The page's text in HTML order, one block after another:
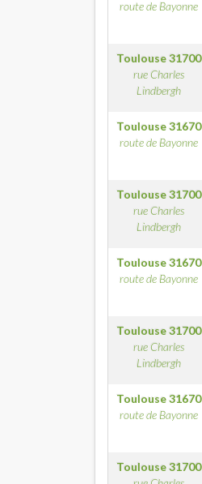
route de Bayonne
Toulouse31700
rue Charles
Lindbergh
Toulouse31670
route de Bayonne
Toulouse31700
rue Charles
Lindbergh
Toulouse31670
route de Bayonne
Toulouse31700
rue Charles
Lindbergh
Toulouse31670
route de Bayonne
Toulouse31700